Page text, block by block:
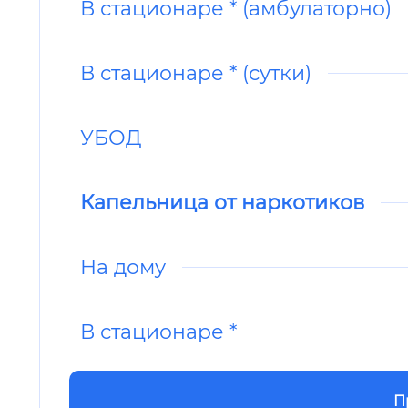
В стационаре * (амбулаторно)
В стационаре * (сутки)
УБОД
Капельница от наркотиков
На дому
В стационаре *